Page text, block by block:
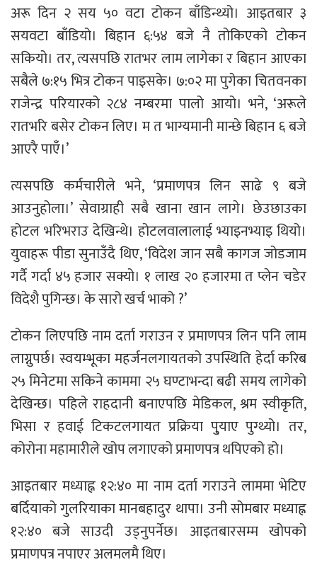
अरू दिन २ सय ५० वटा टोकन बाँडिन्थ्यो। आइतबार ३
सयवटा बाँडियो। बिहान ६:५४ बजे नै तोकिएको टोकन
सकियो। तर, त्यसपछि रातभर लाम लागेका र बिहान आएका
सबैले ७:१५ भित्र टोकन पाइसके। ७:०२ मा पुगेका चितवनका
राजेन्द्र परियारको २८४ नम्बरमा पालो आयो। भने, ‘अरूले
रातभरि बसेर टोकन लिए। म त भाग्यमानी मान्छे बिहान ६ बजे
आएरै पाएँ।’
त्यसपछि कर्मचारीले भने, ‘प्रमाणपत्र लिन साढे ९ बजे
आउनुहोला।’ सेवाग्राही सबै खाना खान लागे। छेउछाउका
होटल भरिभराउ देखिन्थे। होटलवालालाई भ्याइनभ्याइ थियो।
युवाहरू पीडा सुनाउँदै थिए, ‘विदेश जान सबै कागज जोडजाम
गर्दै गर्दा ४५ हजार सक्यो। १ लाख २० हजारमा त प्लेन चडेर
विदेशै पुगिन्छ। के सारो खर्च भाको ?’
टोकन लिएपछि नाम दर्ता गराउन र प्रमाणपत्र लिन पनि लाम
लाग्नुपर्छ। स्वयम्भूका महर्जनलगायतको उपस्थिति हेर्दा करिब
२५ मिनेटमा सकिने काममा २५ घण्टाभन्दा बढी समय लागेको
देखिन्छ। पहिले राहदानी बनाएपछि मेडिकल, श्रम स्वीकृति,
भिसा र हवाई टिकटलगायत प्रक्रिया पु्‍याए पुग्थ्यो। तर,
कोरोना महामारीले खोप लगाएको प्रमाणपत्र थपिएको हो।
आइतबार मध्याह्न १२:४० मा नाम दर्ता गराउने लाममा भेटिए
बर्दियाको गुलरियाका मानबहादुर थापा। उनी सोमबार मध्याह्न
१२:४० बजे साउदी उड्नुपर्नेछ। आइतबारसम्म खोपको
प्रमाणपत्र नपाएर अलमलमै थिए।